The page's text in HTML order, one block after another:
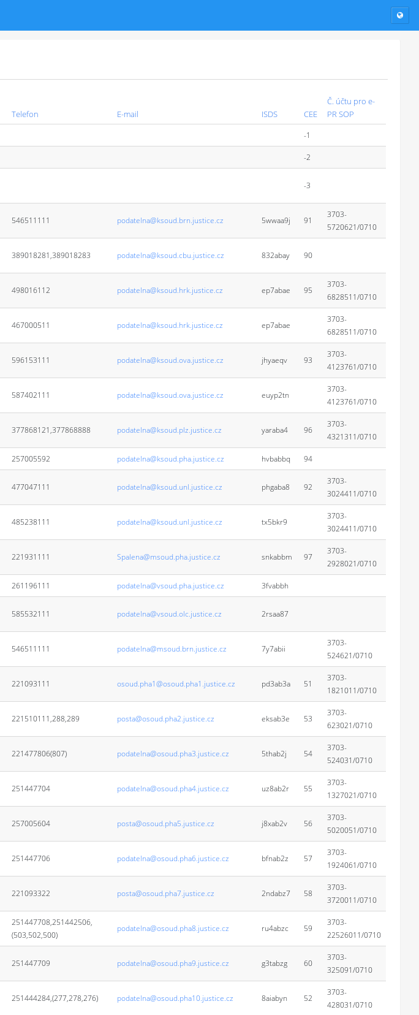
Telefon E-mail ISDS CEE
Č. účtu pro e-
PR SOP
-1
-2
-3
546511111 podatelna@ksoud.brn.justice.cz 5wwaa9j 91
3703-
5720621/0710
389018281,389018283 podatelna@ksoud.cbu.justice.cz 832abay 90
498016112 podatelna@ksoud.hrk.justice.cz ep7abae 95
3703-
6828511/0710
467000511 podatelna@ksoud.hrk.justice.cz ep7abae
3703-
6828511/0710
596153111 podatelna@ksoud.ova.justice.cz jhyaeqv 93
3703-
4123761/0710
587402111 podatelna@ksoud.ova.justice.cz euyp2tn
3703-
4123761/0710
377868121,377868888 podatelna@ksoud.plz.justice.cz yaraba4 96
3703-
4321311/0710
257005592 podatelna@ksoud.pha.justice.cz hvbabbq 94
477047111 podatelna@ksoud.unl.justice.cz phgaba8 92
3703-
3024411/0710
485238111 podatelna@ksoud.unl.justice.cz tx5bkr9
3703-
3024411/0710
221931111 Spalena@msoud.pha.justice.cz snkabbm 97
3703-
2928021/0710
261196111 podatelna@vsoud.pha.justice.cz 3fvabbh
585532111 podatelna@vsoud.olc.justice.cz 2rsaa87
546511111 podatelna@msoud.brn.justice.cz 7y7abii
3703-
524621/0710
221093111 osoud.pha1@osoud.pha1.justice.cz pd3ab3a 51
3703-
1821011/0710
221510111,288,289 posta@osoud.pha2.justice.cz eksab3e 53
3703-
623021/0710
221477806(807) podatelna@osoud.pha3.justice.cz 5thab2j 54
3703-
524031/0710
251447704 podatelna@osoud.pha4.justice.cz uz8ab2r 55
3703-
1327021/0710
257005604 posta@osoud.pha5.justice.cz j8xab2v 56
3703-
5020051/0710
251447706 podatelna@osoud.pha6.justice.cz bfnab2z 57
3703-
1924061/0710
221093322 posta@osoud.pha7.justice.cz 2ndabz7 58
3703-
3720011/0710
251447708,251442506,
(503,502,500)
podatelna@osoud.pha8.justice.cz ru4abzc 59
3703-
22526011/0710
251447709 podatelna@osoud.pha9.justice.cz g3tabzg 60
3703-
325091/0710
251444284,(277,278,276) podatelna@osoud.pha10.justice.cz 8aiabyn 52
3703-
428031/0710